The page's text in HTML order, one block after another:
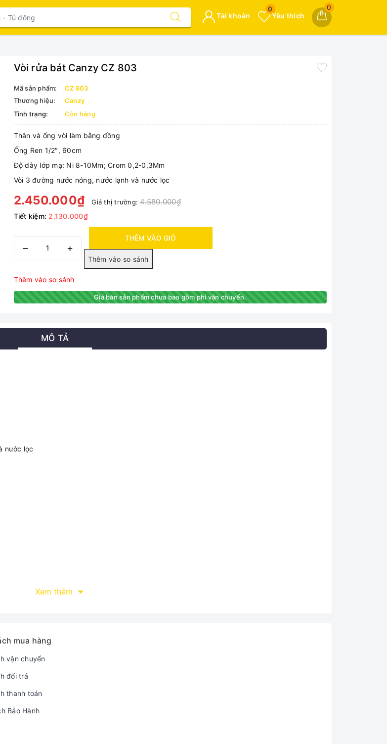
0
Yêu thích
0
Tài khoản
Vòi rửa bát Canzy CZ 803
Mã sản phẩm:
CZ 803
Thương hiệu:
Canzy
Tình trạng:
Còn hàng
Thân và ống vòi làm bằng đồng
Ống Ren 1/2″, 60cm
Độ dày lớp mạ: Ni 8-10Mm; Crom 0,2-0,3Mm
Vòi 3 đường nước nóng, nước lạnh và nước lọc
2.450.000₫ Giá thị trường:4.580.000₫
Tiết kiệm: 2.130.000₫
– +
THÊM VÀO GIỎ
Thêm vào so sánh
Giá bán sản phẩm chưa bao gồm phí vận chuyển.
MÔ TẢ
nước lọc
Xem thêm
mua hàng
vận chuyển
đổi trả
thanh toán
Bảo Hành